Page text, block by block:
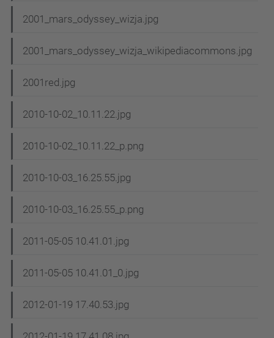
2001_mars_odyssey_wizja.jpg
2001_mars_odyssey_wizja_wikipediacommons.jpg
2001red.jpg
2010-10-02_10.11.22.jpg
2010-10-02_10.11.22_p.png
2010-10-03_16.25.55.jpg
2010-10-03_16.25.55_p.png
2011-05-05 10.41.01.jpg
2011-05-05 10.41.01_0.jpg
2012-01-19 17.40.53.jpg